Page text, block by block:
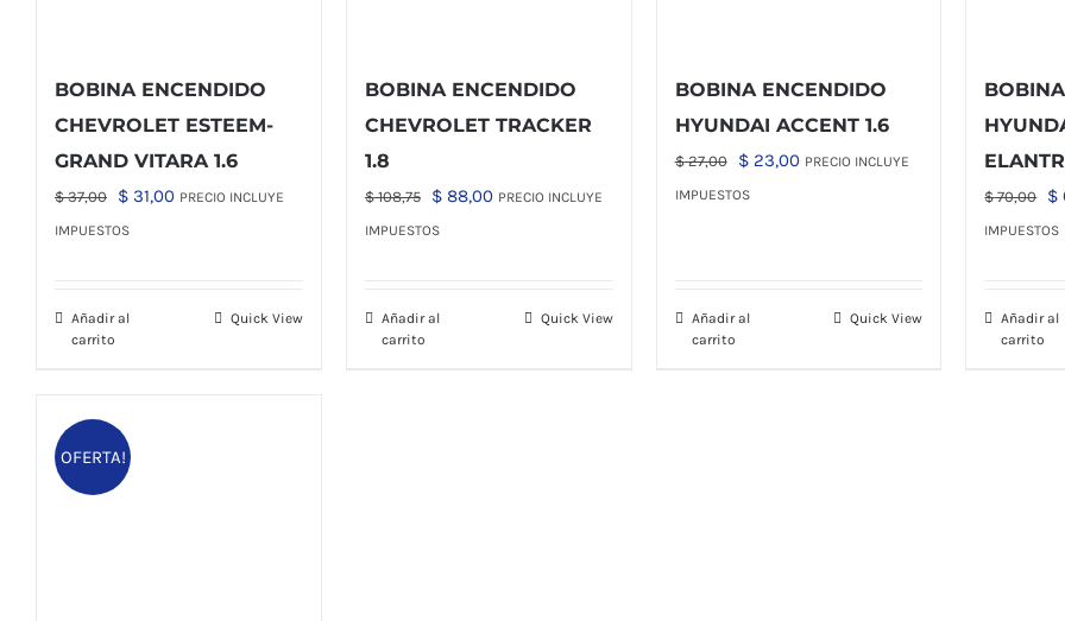
BOBINA ENCENDIDO
CHEVROLET ESTEEM-
GRAND VITARA 1.6
$37,00
El
precio
$ 37,00.
$ 31,00El
$ 31,00.
PRECIO INCLUYE
IMPUESTOS
Añadir al
carrito
Quick View
BOBINA ENCENDIDO
CHEVROLET TRACKER
1.8
$108,75
El
precio
$ 108,75.
$88,00El
$ 88,00.
PRECIO INCLUYE
IMPUESTOS
Añadir al
carrito
Quick View
BOBINA ENCENDIDO
HYUNDAI ACCENT 1.6
$27,00
El
precio
$23,00ElPRECIO INCLUYE
IMPUESTOS
Añadir al
carrito
Quick View
$70,00
El
$
$
IMPUESTOS
Añadir al
carrito
OFERTA!